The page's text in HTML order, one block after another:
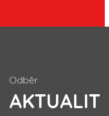
Odběr
AKTUALIT